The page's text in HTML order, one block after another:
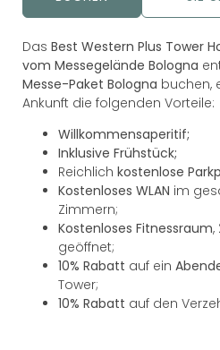
Das Best Western Plus Tower
vom Messegelände Bologna
Messe-Paket Bologna buchen,
Ankunft die folgenden Vorteile:
Willkommensaperitif;
Inklusive Frühstück;
Reichlich kostenlose
Kostenloses WLAN im
Zimmern;
Kostenloses Fitnessraum,
geöffnet;
10% Rabatt auf ein
Tower;
10% Rabatt auf den